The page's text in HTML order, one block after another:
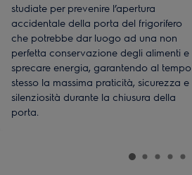
studiate per prevenire l’apertura
accidentale della porta del frigorifero
che potrebbe dar luogo ad una non
perfetta conservazione degli alimenti e
sprecare energia, garantendo al tempo
stesso la massima praticità, sicurezza e
silenziosità durante la chiusura della
porta.